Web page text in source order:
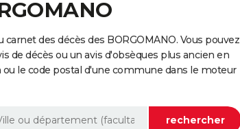
des décès des BORGOMANO. Vous pouvez
de décès ou un avis d'obsèques plus ancien en
le code postal d'une commune dans le moteur